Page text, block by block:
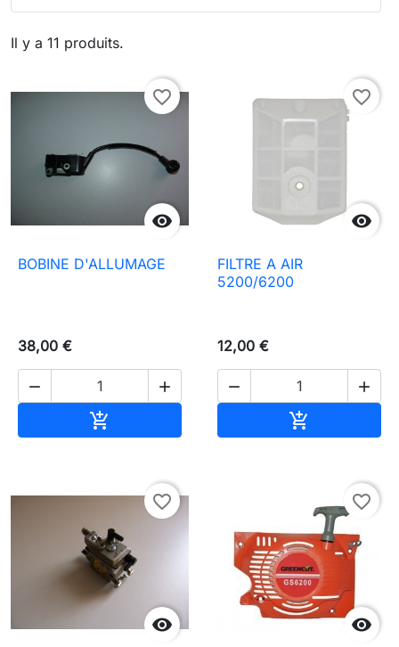
Il y a 11 produits.

favorite_border
BOBINE D'ALLUMAGE
38,00 €
 


favorite_border
FILTRE A AIR
5200/6200
12,00 €
 


favorite_border

favorite_border